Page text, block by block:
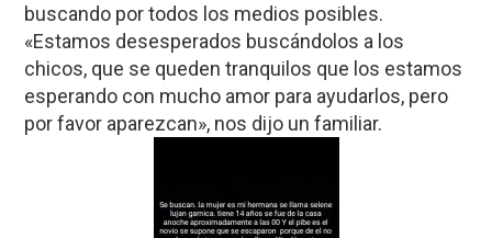
buscando por todos los medios posibles.
«Estamos desesperados buscándolos a los
chicos, que se queden tranquilos que los estamos
esperando con mucho amor para ayudarlos, pero
por favor aparezcan», nos dijo un familiar.